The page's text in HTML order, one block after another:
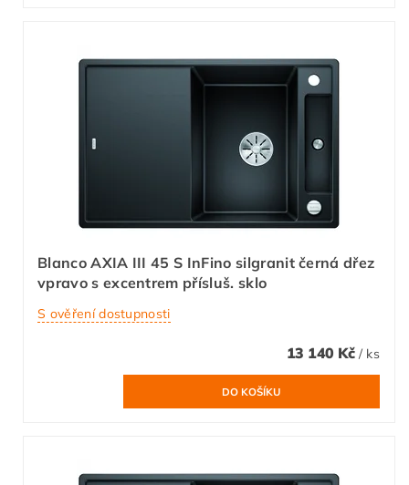
Blanco AXIA III 45 S InFino silgranit černá dřez
vpravo s excentrem přísluš. sklo
S ověření dostupnosti
13 140 Kč / ks